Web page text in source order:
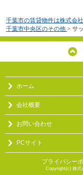
千葉市の賃貸物件は株式会
千葉市中央区のその他 > サ
ホーム
会社概要
お問い合わせ
PCサイト
プライバシー
Copyright(c) 株式